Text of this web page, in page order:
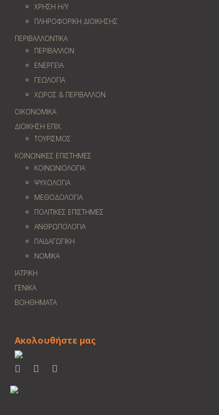
ΧΡΗΣΗ Η/Υ
ΠΛΗΡΟΦΟΡΙΚΗ ΔΙΟΙΚΗΣΗΣ
ΠΕΡΙΒΑΛΛΟΝΤΙΚΑ
ΠΕΡΙΒΑΛΛΟΝ
ΕΝΕΡΓΕΙΑ
ΓΕΩΛOΓΙΑ
ΧΩΡΟΣ & ΠΕΡΙΒΑΛΛΟΝ
ΟΙΚΟΝΟΜΙΚΑ
ΔΙΟΙΚΗΣΗ ΕΠΙΧ.
ΤΟΥΡΙΣΜΟΣ
ΚΟΙΝΩΝΙΚΕΣ ΕΠΙΣΤΗΜΕΣ
ΚΟΙΝΩΝΙΟΛΟΓΙΑ
ΨΥΧΟΛΟΓΙΑ
ΜΕΘΟΔΟΛΟΓΙΑ
ΠΟΛΙΤΙΚΕΣ ΕΠΙΣΤΗΜΕΣ
ΑΝΘΡΩΠΟΛΟΓΙΑ
ΠΑΙΔΑΓΩΓΙΚΗ
ΝΟΜΙΚΑ
ΙΑΤΡΙΚΗ
ΓΕΝΙΚΑ
ΒΟΗΘΗΜΑΤΑ
Ακολουθήστε μας